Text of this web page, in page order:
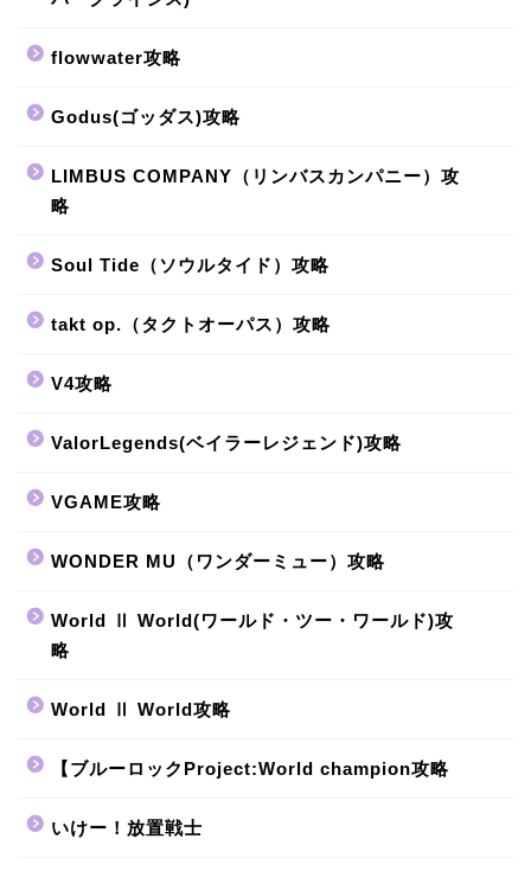
flowwater攻略
Godus(ゴッダス)攻略
LIMBUS COMPANY（リンバスカンパニー）攻
略
Soul Tide（ソウルタイド）攻略
takt op.（タクトオーパス）攻略
V4攻略
ValorLegends(ベイラーレジェンド)攻略
VGAME攻略
WONDER MU（ワンダーミュー）攻略
World Ⅱ World(ワールド・ツー・ワールド)攻
略
World Ⅱ World攻略
【ブルーロックProject:World champion攻略
いけー！放置戦士